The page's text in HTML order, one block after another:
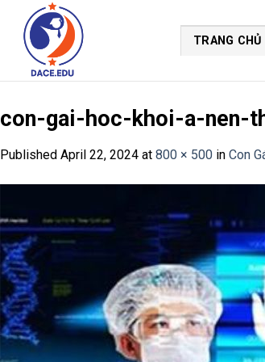
TRANG CHỦ
con-gai-hoc-khoi-a-nen-
Published April 22, 2024 at 800 × 500 in Con